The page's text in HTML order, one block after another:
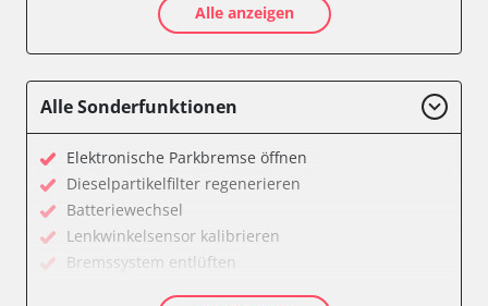
Allradelektronik
Anhängersteuergerät
Diagnoseschnittstelle (EOBD/OBDII)
Einparkhilfe
Einparkhilfe Lenkhilfe
Einstiegshilfe Beifahrer
Einstiegshilfe Fahrer
Fahrererkennung
Fahrtrichtungskamera
Alle anzeigen
Alle Sonderfunktionen
Elektronische Parkbremse öffnen
Dieselpartikelfilter regenerieren
Batteriewechsel
Lenkwinkelsensor kalibrieren
Bremssystem entlüften